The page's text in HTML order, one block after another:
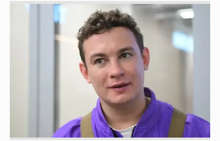
Никита Кологривый высказался насчёт